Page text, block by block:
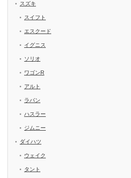
スズキ
スイフト
エスクード
イグニス
ソリオ
ワゴンR
アルト
ラパン
ハスラー
ジムニー
ダイハツ
ウェイク
タント